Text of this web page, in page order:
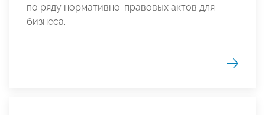
по ряду нормативно-правовых актов для
бизнеса.